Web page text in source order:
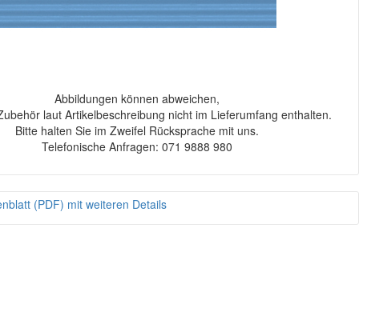
Abbildungen können abweichen,
laut Artikelbeschreibung nicht im Lieferumfang enthalten.
Bitte halten Sie im Zweifel Rücksprache mit uns.
Telefonische Anfragen: 071 9888 980
(PDF) mit weiteren Details